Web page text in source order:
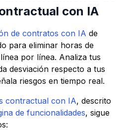
con IA
de contratos con IA de
para eliminar horas de
por línea. Analiza tus
desviación respecto a tus
riesgos en tiempo real.
contractual con IA, descrito
de funcionalidades, sigue